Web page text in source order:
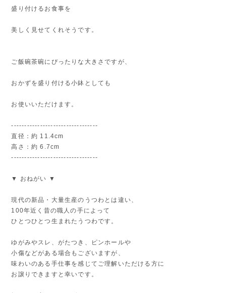
盛り付けるお食事を
美しく見せてくれそうです。
ご飯碗茶碗にぴったりな大きさですが、
おかずを盛り付ける小鉢としても
お使いいただけます。
---------------------------------
直径：約 11.4cm
高さ：約 6.7cm
---------------------------------
▼ おねがい ▼
現代の新品・大量生産のうつわとは違い、
100年近く昔の職人の手によって
ひとつひとつ生まれたうつわです。
ゆがみやスレ、がたつき、ピンホールや
小傷などがある場合もございますが、
味わいのある手仕事を感じてご理解いただける方に
お譲りできますと幸いです。